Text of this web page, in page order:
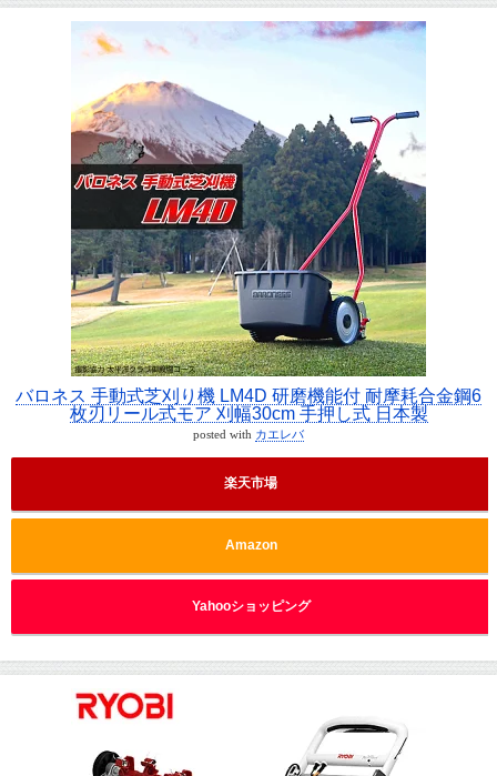
バロネス 手動式芝刈り機 LM4D 研磨機能付 耐摩耗合金鋼6
枚刃リール式モア 刈幅30cm 手押し式 日本製
posted with カエレバ
楽天市場
Amazon
Yahooショッピング